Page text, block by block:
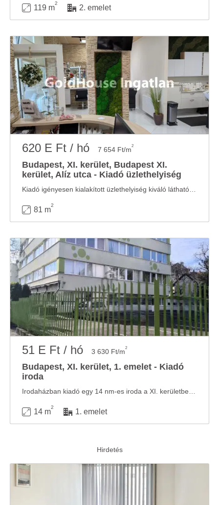
119 m
2
2. emelet
620 E Ft / hó 7 654 Ft/m2
Budapest, XI. kerület, Budapest XI.
kerület, Alíz utca - Kiadó üzlethelyiség
81 m
2
51 E Ft / hó 3 630 Ft/m2
Budapest, XI. kerület, 1. emelet - Kiadó
iroda
14 m
2
1. emelet